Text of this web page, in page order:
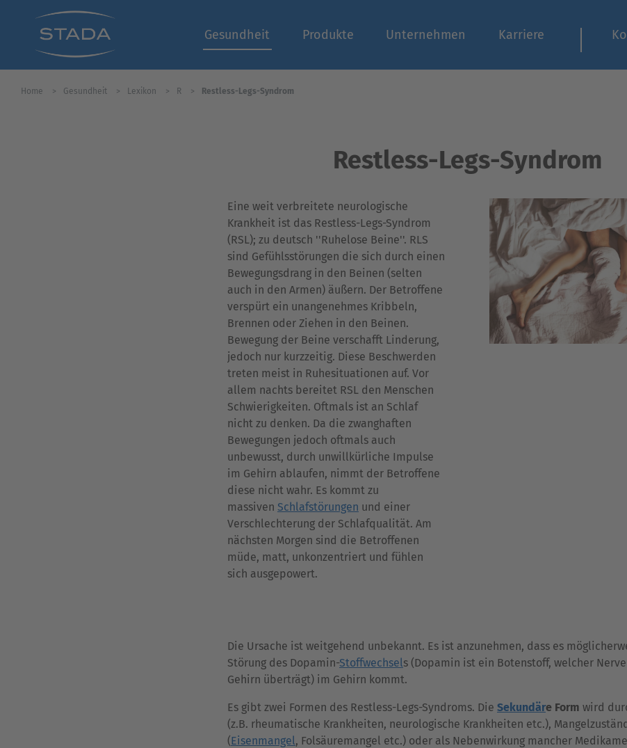
Gesundheit Produkte Unternehmen Karriere
Home Gesundheit Lexikon R Restless-Legs-Syndrom
Restless-Legs-Syndrom
Eine weit verbreitete neurologische
Krankheit ist das Restless-Legs-Syndrom
(RSL); zu deutsch ''Ruhelose Beine''. RLS
sind Gefühlsstörungen die sich durch einen
Bewegungsdrang in den Beinen (selten
auch in den Armen) äußern. Der Betroffene
verspürt ein unangenehmes Kribbeln,
Brennen oder Ziehen in den Beinen.
Bewegung der Beine verschafft Linderung,
jedoch nur kurzzeitig. Diese Beschwerden
treten meist in Ruhesituationen auf. Vor
allem nachts bereitet RSL den Menschen
Schwierigkeiten. Oftmals ist an Schlaf
nicht zu denken. Da die zwanghaften
Bewegungen jedoch oftmals auch
unbewusst, durch unwillkürliche Impulse
im Gehirn ablaufen, nimmt der Betroffene
diese nicht wahr. Es kommt zu
massiven Schlafstörungen und einer
Verschlechterung der Schlafqualität. Am
nächsten Morgen sind die Betroffenen
müde, matt, unkonzentriert und fühlen
sich ausgepowert.
Die Ursache ist weitgehend unbekannt. Es ist anzunehmen, dass es
Störung des Dopamin-Stoffwechsels (Dopamin ist ein Botenstoff, welcher
Gehirn überträgt) im Gehirn kommt.
Es gibt zwei Formen des Restless-Legs-Syndroms. Die Sekundäre Form wird
(z.B. rheumatische Krankheiten, neurologische Krankheiten etc.),
(Eisenmangel, Folsäuremangel etc.) oder als Nebenwirkung mancher